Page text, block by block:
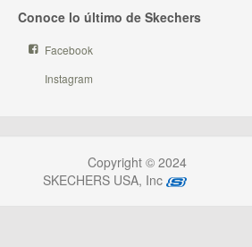
Conoce lo último de Skechers
Facebook
Instagram
Copyright © 2024
SKECHERS USA, Inc